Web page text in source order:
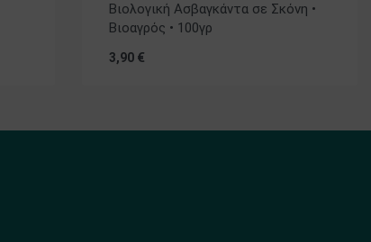
Βιολογική Ασβαγκάντα σε Σκόνη •
Βιοαγρός • 100γρ
3,90 €